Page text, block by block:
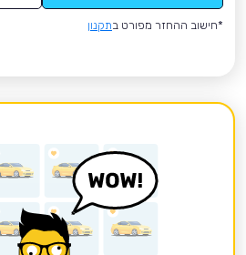
*חישוב ההחזר מפורט בתקנון